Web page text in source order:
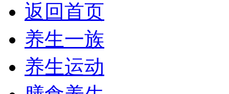
返回首页
养生一族
养生运动